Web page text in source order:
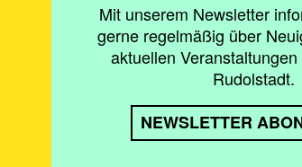
Mit unserem Newsletter
gerne regelmäßig über
aktuellen
Rudolstadt.
NEWSLETTER